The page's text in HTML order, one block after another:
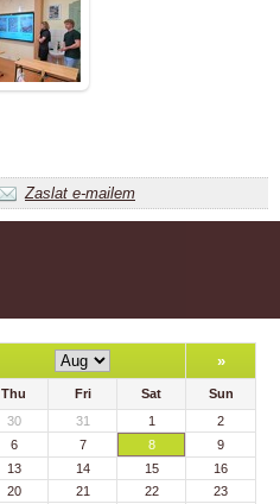
Zaslat e-mailem
»
Thu Fri Sat
Sun
30 31 1
2
6 7 8
9
13 14 15
16
20 21 22
23